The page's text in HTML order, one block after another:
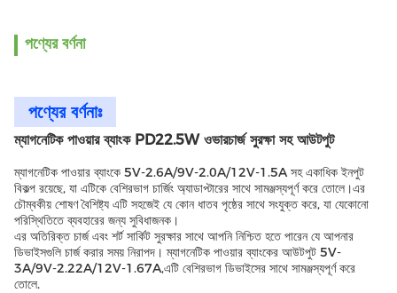
পণ্যের বর্ণনা
পণ্যের বর্ণনাঃ
ম্যাগনেটিক পাওয়ার ব্যাংক PD22.5W ওভারচার্জ সুরক্ষা সহ আউটপুট
ম্যাগনেটিক পাওয়ার ব্যাংকে 5V-2.6A/9V-2.0A/12V-1.5A সহ একাধিক ইনপুট
বিকল্প রয়েছে, যা এটিকে বেশিরভাগ চার্জিং অ্যাডাপ্টারের সাথে সামঞ্জস্যপূর্ণ করে তোলে।এর
চৌম্বকীয় শোষণ বৈশিষ্ট্য এটি সহজেই যে কোন ধাতব পৃষ্ঠের সাথে সংযুক্ত করে, যা যেকোনো
পরিস্থিতিতে ব্যবহারের জন্য সুবিধাজনক।
এর অতিরিক্ত চার্জ এবং শর্ট সার্কিট সুরক্ষার সাথে আপনি নিশ্চিত হতে পারেন যে আপনার
ডিভাইসগুলি চার্জ করার সময় নিরাপদ। ম্যাগনেটিক পাওয়ার ব্যাংকের আউটপুট 5V-
3A/9V-2.22A/12V-1.67A,এটি বেশিরভাগ ডিভাইসের সাথে সামঞ্জস্যপূর্ণ করে
তোলে.